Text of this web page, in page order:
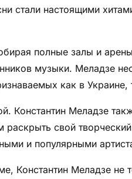
стали настоящими
полные залы и
музыки. Меладзе
как в
Константин Меладзе
свой
и популярными
Константин Меладзе не